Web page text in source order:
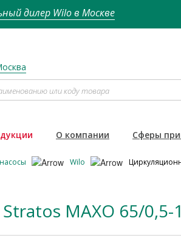
дилер Wilo в Москве
О компании Сферы
Wilo
MAXO 65/0,5-